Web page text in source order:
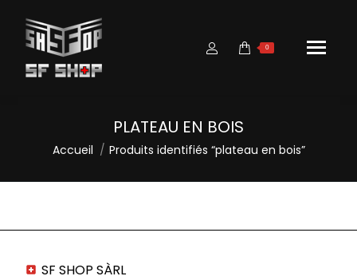
0
PLATEAU EN BOIS
Vous êtes ici :
Accueil Produits identifiés “plateau en bois”
SF SHOP SÀRL